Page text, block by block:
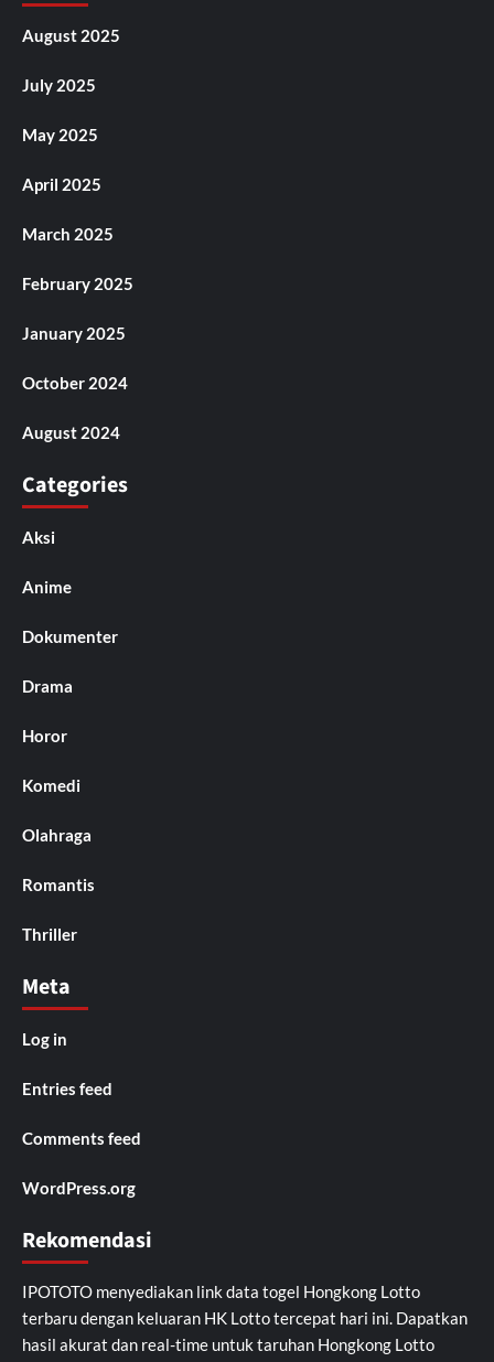
August 2025
July 2025
May 2025
April 2025
March 2025
February 2025
January 2025
October 2024
August 2024
Categories
Aksi
Anime
Dokumenter
Drama
Horor
Komedi
Olahraga
Romantis
Thriller
Meta
Log in
Entries feed
Comments feed
WordPress.org
Rekomendasi
IPOTOTO menyediakan link data togel Hongkong Lotto
terbaru dengan keluaran HK Lotto tercepat hari ini. Dapatkan
hasil akurat dan real-time untuk taruhan Hongkong Lotto